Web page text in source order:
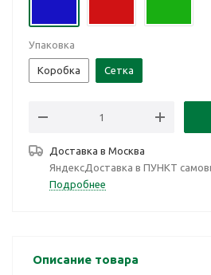
Упаковка
Коробка Сетка
Доставка в Москва
ЯндексДоставка в ПУНКТ
Подробнее
Описание товара